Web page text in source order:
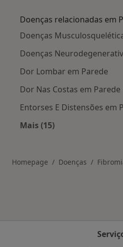
Doenças relacionadas em
Doenças
Doenças
Dor Lombar em Parede
Dor Nas Costas em Parede
Entorses E Distensões em
Mais (15)
Homepage Doenças